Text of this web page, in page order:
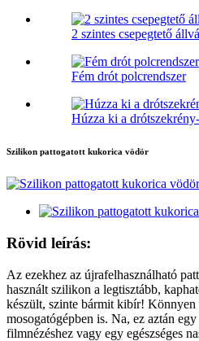
2 szintes csepegtető
Fém drót polcrendszer
Húzza ki a
Szilikon pattogatott kukorica vödör
Rövid leírás:
Az ezekhez az újrafelhasználható
használt szilikon a legtisztább,
készült, szinte bármit kibír! Könnyen
mosogatógépben is. Na, ez aztán
filmnézéshez vagy egy egészséges